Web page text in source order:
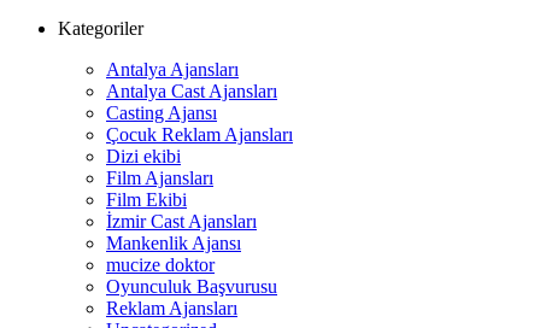
Kategoriler
Antalya Ajansları
Antalya Cast Ajansları
Casting Ajansı
Çocuk Reklam Ajansları
Dizi ekibi
Film Ajansları
Film Ekibi
İzmir Cast Ajansları
Mankenlik Ajansı
mucize doktor
Oyunculuk Başvurusu
Reklam Ajansları